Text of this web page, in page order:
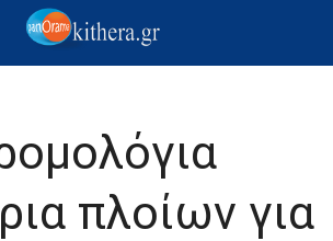
πλοίων για